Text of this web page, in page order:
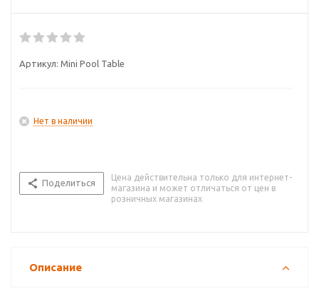
Артикул: Mini Pool Table
Нет в наличии
Поделиться
Цена действительна только для интернет-
магазина и может отличаться от цен в
розничных магазинах
Описание